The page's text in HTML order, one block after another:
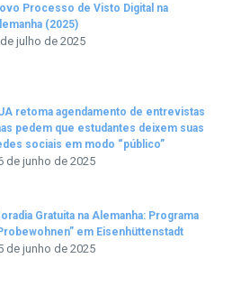
Processo de Visto Digital na
(2025)
julho de 2025
retoma agendamento de entrevistas
pedem que estudantes deixem suas
sociais em modo “público”
de junho de 2025
Gratuita na Alemanha: Programa
em Eisenhüttenstadt
de junho de 2025